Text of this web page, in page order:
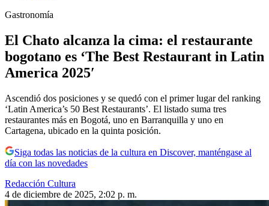
Gastronomía
El Chato alcanza la cima: el restaurante
bogotano es ‘The Best Restaurant in Latin
America 2025′
Ascendió dos posiciones y se quedó con el primer lugar del ranking
‘Latin America’s 50 Best Restaurants’. El listado suma tres
restaurantes más en Bogotá, uno en Barranquilla y uno en
Cartagena, ubicado en la quinta posición.
Siga todas las noticias de la cultura en Discover, manténgase al
día con las novedades
Redacción Cultura
4 de diciembre de 2025, 2:02 p. m.